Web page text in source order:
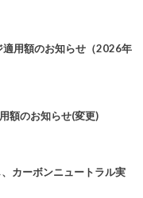
用額のお知らせ（2026年
額のお知らせ(変更)
カーボンニュートラル実